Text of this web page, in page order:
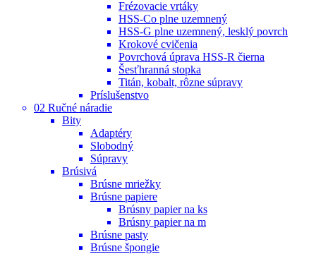
Frézovacie vrtáky
HSS-Co plne uzemnený
HSS-G plne uzemnený, lesklý povrch
Krokové cvičenia
Povrchová úprava HSS-R čierna
Šesťhranná stopka
Titán, kobalt, rôzne súpravy
Príslušenstvo
02 Ručné náradie
Bity
Adaptéry
Slobodný
Súpravy
Brúsivá
Brúsne mriežky
Brúsne papiere
Brúsny papier na ks
Brúsny papier na m
Brúsne pasty
Brúsne špongie